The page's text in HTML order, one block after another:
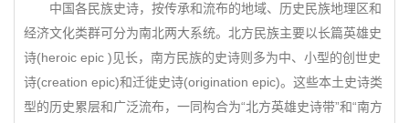
中国各民族史诗，按传承和流布的地域、历史民族地理区和
经济文化类群可分为南北两大系统。北方民族主要以长篇英雄史
诗(heroic epic )见长，南方民族的史诗则多为中、小型的创世史
诗(creation epic)和迁徙史诗(origination epic)。这些本土史诗类
型的历史累层和广泛流布，一同构合为“北方英雄史诗带”和“南方